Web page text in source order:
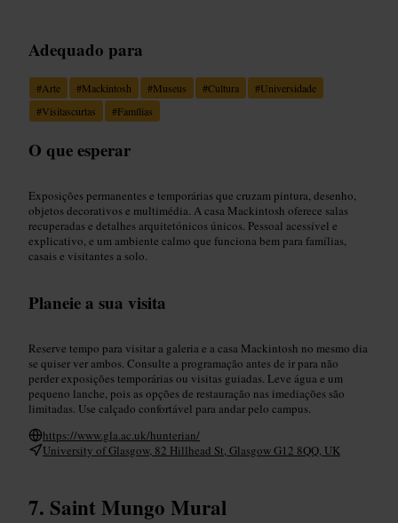
Adequado para
#Arte #Mackintosh #Museus #Cultura #Universidade
#Visitascurtas #Famílias
O que esperar
Exposições permanentes e temporárias que cruzam pintura, desenho,
objetos decorativos e multimédia. A casa Mackintosh oferece salas
recuperadas e detalhes arquitetónicos únicos. Pessoal acessível e
explicativo, e um ambiente calmo que funciona bem para famílias,
casais e visitantes a solo.
Planeie a sua visita
Reserve tempo para visitar a galeria e a casa Mackintosh no mesmo dia
se quiser ver ambos. Consulte a programação antes de ir para não
perder exposições temporárias ou visitas guiadas. Leve água e um
pequeno lanche, pois as opções de restauração nas imediações são
limitadas. Use calçado confortável para andar pelo campus.
https://www.gla.ac.uk/hunterian/
University of Glasgow, 82 Hillhead St, Glasgow G12 8QQ, UK
Saint Mungo Mural